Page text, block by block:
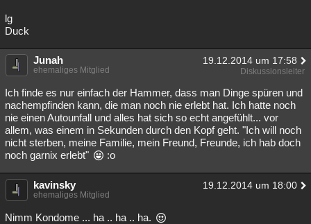
lg
Duck
Junah 19.12.2014 um 17:58
ehemaliges Mitglied Diskussionsleiter
Ich finde es nur einfach der Hammer, dass man Dinge spüren und
nachempfinden kann, die man noch nie erlebt hat. Ich hatte noch
nie einen Autounfall und alles hat sich so echt angefühlt... vor
allem, was einem in Sekunden durch den Kopf geht. "Ich will noch
nicht sterben, meine Familie, mein Freund, Freunde, ich hab doch
noch garnix erlebt"
:o
kavinsky 19.12.2014 um 18:00
ehemaliges Mitglied
Nimm Kondome ... ha .. ha .. ha.